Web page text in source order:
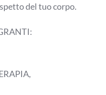
del tuo corpo.